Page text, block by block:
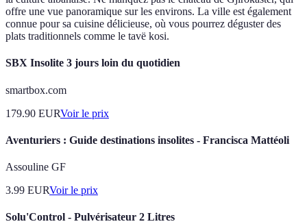
offre une vue panoramique sur les environs. La ville est également
connue pour sa cuisine délicieuse, où vous pourrez déguster des
plats traditionnels comme le tavë kosi.
SBX Insolite 3 jours loin du quotidien
smartbox.com
179.90 EURVoir le prix
Aventuriers : Guide destinations insolites - Francisca Mattéoli
Assouline GF
3.99 EURVoir le prix
Solu'Control - Pulvérisateur 2 Litres